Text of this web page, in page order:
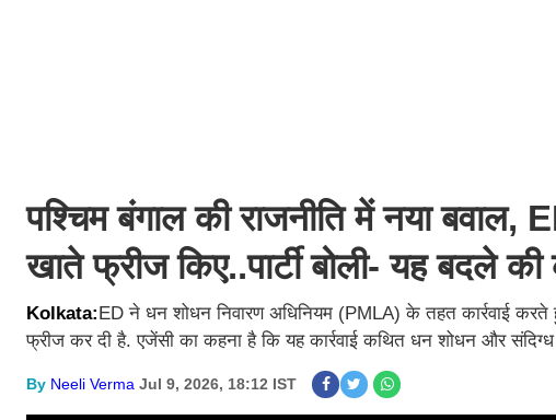
पश्चिम बंगाल की राजनीति में नया
खाते फ्रीज किए..पार्टी बोली- यह बदले की
Kolkata:ED ने धन शोधन निवारण अधिनियम (PMLA) के तहत कार्रवाई
फ्रीज कर दी है. एजेंसी का कहना है कि यह कार्रवाई कथित धन शोधन और
By Neeli Verma Jul 9, 2026, 18:12 IST